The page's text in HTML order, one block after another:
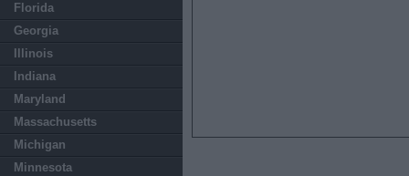
Florida
Georgia
Illinois
Indiana
Maryland
Massachusetts
Michigan
Minnesota